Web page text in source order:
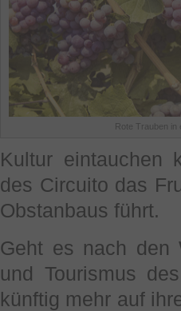
Rote Trauben in
Kultur eintauchen
des Circuito das
Obstanbaus führt.
Geht es nach den
und Tourismus
künftig mehr auf